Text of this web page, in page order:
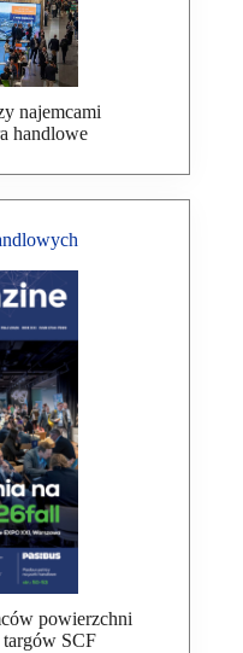
najemcami
handlowe
powierzchni
SCF